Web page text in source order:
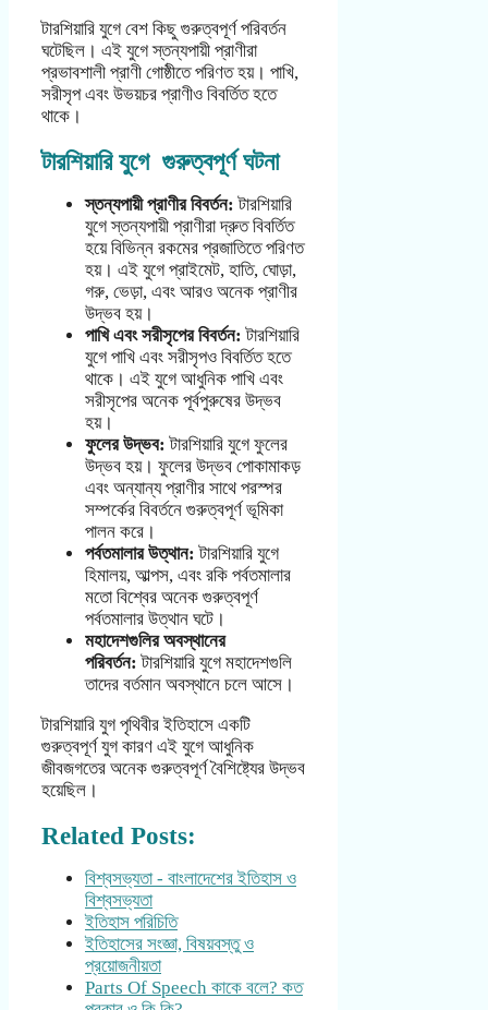
টারশিয়ারি যুগে বেশ কিছু গুরুত্বপূর্ণ পরিবর্তন
ঘটেছিল। এই যুগে স্তন্যপায়ী প্রাণীরা
প্রভাবশালী প্রাণী গোষ্ঠীতে পরিণত হয়। পাখি,
সরীসৃপ এবং উভয়চর প্রাণীও বিবর্তিত হতে
থাকে।
টারশিয়ারি যুগে গুরুত্বপূর্ণ ঘটনা
স্তন্যপায়ী প্রাণীর বিবর্তন:টারশিয়ারি
যুগে স্তন্যপায়ী প্রাণীরা দ্রুত বিবর্তিত
হয়ে বিভিন্ন রকমের প্রজাতিতে পরিণত
হয়। এই যুগে প্রাইমেট, হাতি, ঘোড়া,
গরু, ভেড়া, এবং আরও অনেক প্রাণীর
উদ্ভব হয়।
পাখি এবং সরীসৃপের বিবর্তন:টারশিয়ারি
যুগে পাখি এবং সরীসৃপও বিবর্তিত হতে
থাকে। এই যুগে আধুনিক পাখি এবং
সরীসৃপের অনেক পূর্বপুরুষের উদ্ভব
হয়।
ফুলের উদ্ভব:টারশিয়ারি যুগে ফুলের
উদ্ভব হয়। ফুলের উদ্ভব পোকামাকড়
এবং অন্যান্য প্রাণীর সাথে পরস্পর
সম্পর্কের বিবর্তনে গুরুত্বপূর্ণ ভূমিকা
পালন করে।
পর্বতমালার উত্থান:টারশিয়ারি যুগে
হিমালয়, আল্পস, এবং রকি পর্বতমালার
মতো বিশ্বের অনেক গুরুত্বপূর্ণ
পর্বতমালার উত্থান ঘটে।
মহাদেশগুলির অবস্থানের
পরিবর্তন:টারশিয়ারি যুগে মহাদেশগুলি
তাদের বর্তমান অবস্থানে চলে আসে।
টারশিয়ারি যুগ পৃথিবীর ইতিহাসে একটি
গুরুত্বপূর্ণ যুগ কারণ এই যুগে আধুনিক
জীবজগতের অনেক গুরুত্বপূর্ণ বৈশিষ্ট্যের উদ্ভব
হয়েছিল।
Related Posts:
বিশ্বসভ্যতা - বাংলাদেশের ইতিহাস ও
বিশ্বসভ্যতা
ইতিহাস পরিচিতি
ইতিহাসের সংজ্ঞা, বিষয়বস্তু ও
প্রয়োজনীয়তা
Parts Of Speech কাকে বলে? কত